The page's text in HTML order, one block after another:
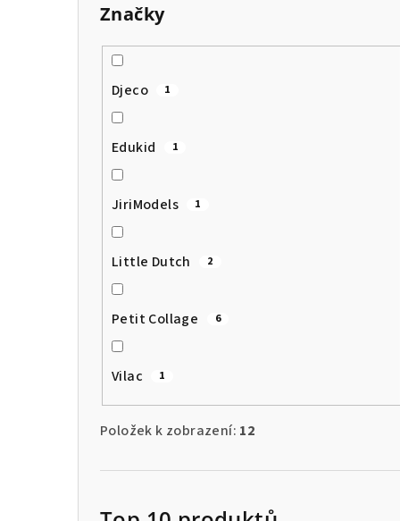
Značky
Djeco 1
Edukid 1
JiriModels 1
Little Dutch 2
Petit Collage 6
Vilac 1
Položek k zobrazení: 12